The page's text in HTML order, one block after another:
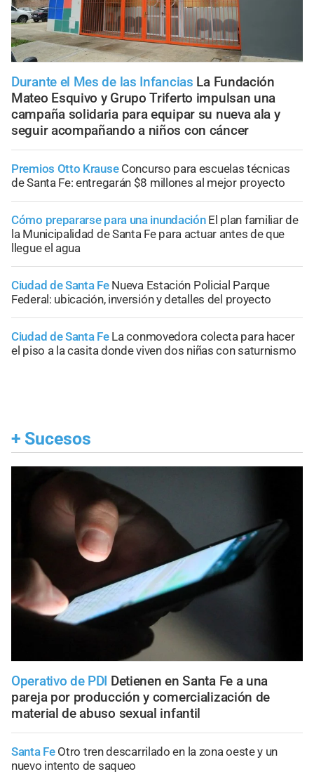
Durante el Mes de las Infancias La Fundación
Mateo Esquivo y Grupo Triferto impulsan una
campaña solidaria para equipar su nueva ala y
seguir acompañando a niños con cáncer
Premios Otto Krause Concurso para escuelas técnicas
de Santa Fe: entregarán $8 millones al mejor proyecto
Cómo prepararse para una inundación El plan familiar de
la Municipalidad de Santa Fe para actuar antes de que
llegue el agua
Ciudad de Santa Fe Nueva Estación Policial Parque
Federal: ubicación, inversión y detalles del proyecto
Ciudad de Santa Fe La conmovedora colecta para hacer
el piso a la casita donde viven dos niñas con saturnismo
+ Sucesos
Operativo de PDI Detienen en Santa Fe a una
pareja por producción y comercialización de
material de abuso sexual infantil
Santa Fe Otro tren descarrilado en la zona oeste y un
nuevo intento de saqueo